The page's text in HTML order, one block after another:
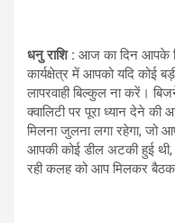
धनु राशि : आज का दिन आपके
कार्यक्षेत्र में आपको यदि कोई
लापरवाही बिल्कुल ना करें।
क्वालिटी पर पूरा ध्यान देने
मिलना जुलना लगा रहेगा, जो
आपकी कोई डील अटकी हुई
रही कलह को आप मिलकर